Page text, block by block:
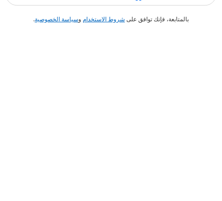
بالمتابعة، فإنك توافق على شروط الاستخدام وسياسة الخصوصية.